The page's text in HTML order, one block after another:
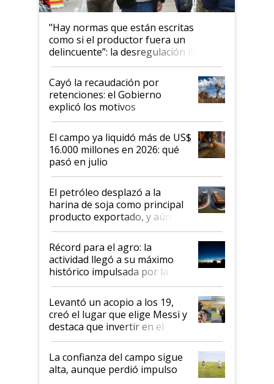
"Hay normas que están escritas
como si el productor fuera un
delincuente”: la desregulación llegó
al Congreso Aapresid y hasta se
habló del financiamiento al IPCVA
Cayó la recaudación por
retenciones: el Gobierno
explicó los motivos
El campo ya liquidó más de US$
16.000 millones en 2026: qué
pasó en julio
El petróleo desplazó a la
harina de soja como principal
producto exportado, y aún así
el agro aportó casi seis de cada
diez dólares y sostuvo el
liderazgo en un semestre
récord
Récord para el agro: la
actividad llegó a su máximo
histórico impulsada por la
cosecha y las exportaciones
Levantó un acopio a los 19,
creó el lugar que elige Messi y
destaca que invertir en el
kirchnerismo era como "darle
plata a un hijo para droga":
Juan Félix Rossetti, el libertario
que de una dura crisis salió
La confianza del campo sigue
alta, aunque perdió impulso